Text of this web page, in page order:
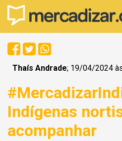
Thaís Andrade; 19/04/2024
Indígenas
acompanhar